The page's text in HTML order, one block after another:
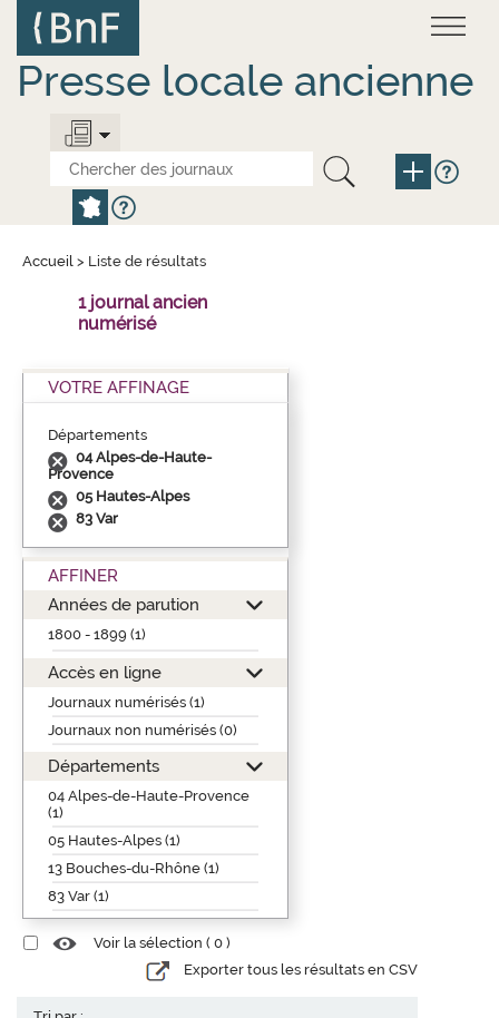
contenu
principal
Presse locale ancienne
Accueil > Liste de résultats
1 journal ancien
numérisé
VOTRE AFFINAGE
Départements
04 Alpes-de-Haute-
Provence
05 Hautes-Alpes
83 Var
AFFINER
Années de parution
1800 - 1899 (1)
Accès en ligne
Journaux numérisés (1)
Journaux non numérisés (0)
Départements
04 Alpes-de-Haute-Provence
(1)
05 Hautes-Alpes (1)
13 Bouches-du-Rhône (1)
83 Var (1)
Voir la sélection ( 0 )
Exporter tous les résultats en CSV
Panneau de gestion des cookies